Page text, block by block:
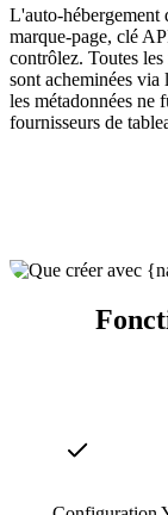
L'auto-hébergement
marque-page, clé
contrôlez. Toutes
sont acheminées
les métadonnées ne
fournisseurs de